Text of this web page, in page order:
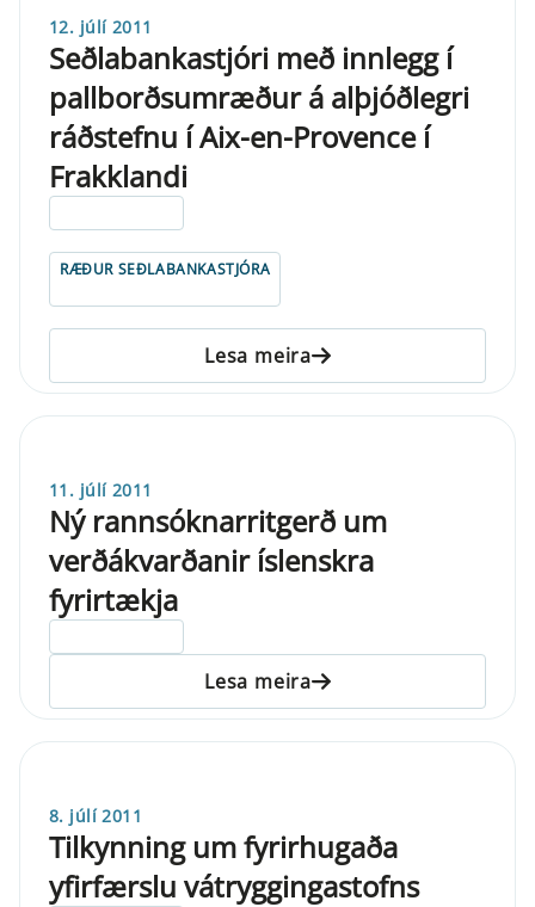
12. júlí 2011
Seðlabankastjóri með innlegg í
pallborðsumræður á alþjóðlegri
ráðstefnu í Aix-en-Provence í
Frakklandi
RÆÐUR SEÐLABANKASTJÓRA
Lesa meira
11. júlí 2011
Ný rannsóknarritgerð um
verðákvarðanir íslenskra
fyrirtækja
Lesa meira
8. júlí 2011
Tilkynning um fyrirhugaða
yfirfærslu vátryggingastofns